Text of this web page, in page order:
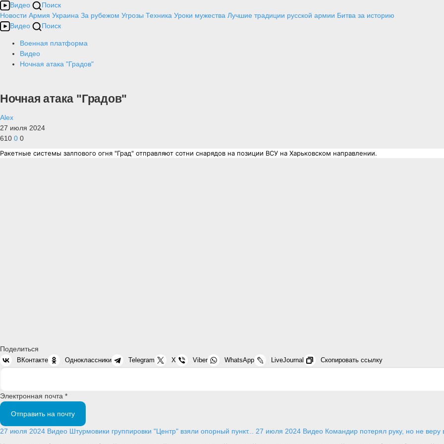
Видео
Поиск
Новости Армия Украина За рубежом Угрозы Техника Уроки мужества Лучшие традиции русской армии Битва за историю
Видео
Поиск
Военная платформа
Видео
Ночная атака "Градов"
Ночная атака "Градов"
Alex
27 июля 2024
610 0 0
Ракетные системы залпового огня "Град" отправляют сотни снарядов на позиции ВСУ на Харьковском направлении.
Поделиться
ВКонтакте Одноклассники Telegram X Viber WhatsApp LiveJournal Скопировать ссылку
Электронная почта *
Отправить на почту
27 июля 2024 Видео Штурмовики группировки "Центр" взяли опорный пункт... 27 июля 2024 Видео Командир потерял руку, но не веру